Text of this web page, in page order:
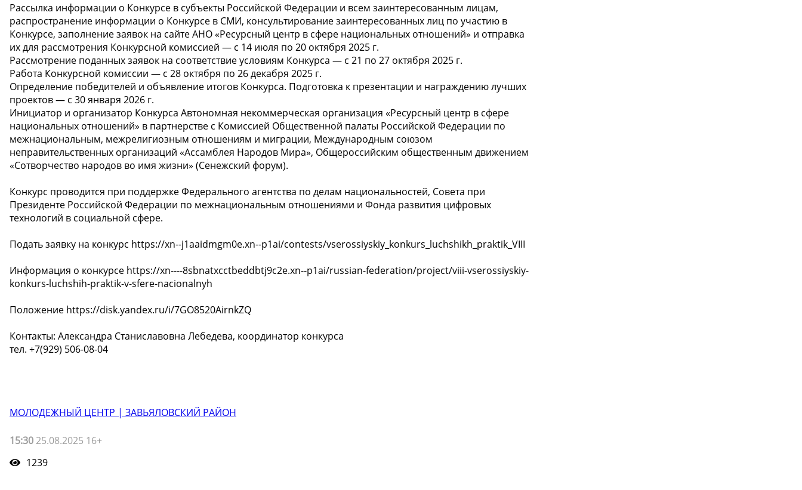
Рассылка информации о Конкурсе в субъекты Российской Федерации и всем заинтересованным лицам,
распространение информации о Конкурсе в СМИ, консультирование заинтересованных лиц по участию в
Конкурсе, заполнение заявок на сайте АНО «Ресурсный центр в сфере национальных отношений» и отправка
их для рассмотрения Конкурсной комиссией — с 14 июля по 20 октября 2025 г.
Рассмотрение поданных заявок на соответствие условиям Конкурса — с 21 по 27 октября 2025 г.
Работа Конкурсной комиссии — с 28 октября по 26 декабря 2025 г.
Определение победителей и объявление итогов Конкурса. Подготовка к презентации и награждению лучших
проектов — с 30 января 2026 г.
Инициатор и организатор Конкурса Автономная некоммерческая организация «Ресурсный центр в сфере
национальных отношений» в партнерстве с Комиссией Общественной палаты Российской Федерации по
межнациональным, межрелигиозным отношениям и миграции, Международным союзом
неправительственных организаций «Ассамблея Народов Мира», Общероссийским общественным движением
«Сотворчество народов во имя жизни» (Сенежский форум).
Конкурс проводится при поддержке Федерального агентства по делам национальностей, Совета при
Президенте Российской Федерации по межнациональным отношениями и Фонда развития цифровых
технологий в социальной сфере.
Подать заявку на конкурс https://xn--j1aaidmgm0e.xn--p1ai/contests/vserossiyskiy_konkurs_luchshikh_praktik_VIII
Информация о конкурсе https://xn----8sbnatxcctbeddbtj9c2e.xn--p1ai/russian-federation/project/viii-vserossiyskiy-
konkurs-luchshih-praktik-v-sfere-nacionalnyh
Положение https://disk.yandex.ru/i/7GO8520AirnkZQ
Контакты: Александра Станиславовна Лебедева, координатор конкурса
тел. +7(929) 506-08-04
МОЛОДЕЖНЫЙ ЦЕНТР | ЗАВЬЯЛОВСКИЙ РАЙОН
15:30 25.08.2025 16+
1239